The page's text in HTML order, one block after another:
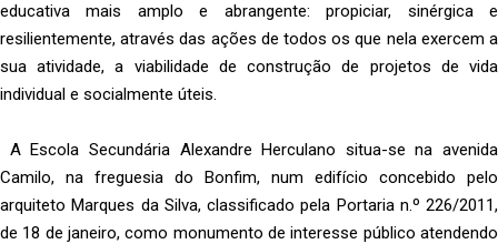
educativa mais amplo e abrangente: propiciar, sinérgica e
resilientemente, através das ações de todos os que nela exercem a
sua atividade, a viabilidade de construção de projetos de vida
individual e socialmente úteis.
A Escola Secundária Alexandre Herculano situa-se na avenida
Camilo, na freguesia do Bonfim, num edifício concebido pelo
arquiteto Marques da Silva, classificado pela Portaria n.º 226/2011,
de 18 de janeiro, como monumento de interesse público atendendo